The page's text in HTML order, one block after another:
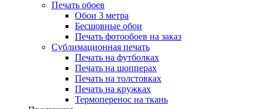
Печать обоев
Обои 3 метра
Бесшовные обои
Печать фотообоев на заказ
Сублимационная печать
Печать на футболках
Печать на шопперах
Печать на толстовках
Печать на кружках
Термоперенос на ткань